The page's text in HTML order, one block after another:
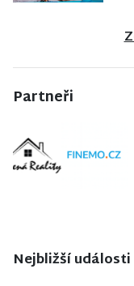
Partneři
Nejbližší události